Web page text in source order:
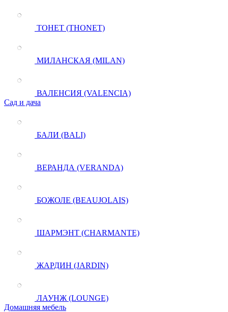
ТОНЕТ (THONET)
МИЛАНСКАЯ (MILAN)
ВАЛЕНСИЯ (VALENCIA)
Сад и дача
БАЛИ (BALI)
ВЕРАНДА (VERANDA)
БОЖОЛЕ (BEAUJOLAIS)
ШАРМЭНТ (CHARMANTE)
ЖАРДИН (JARDIN)
ЛАУНЖ (LOUNGE)
Домашняя мебель